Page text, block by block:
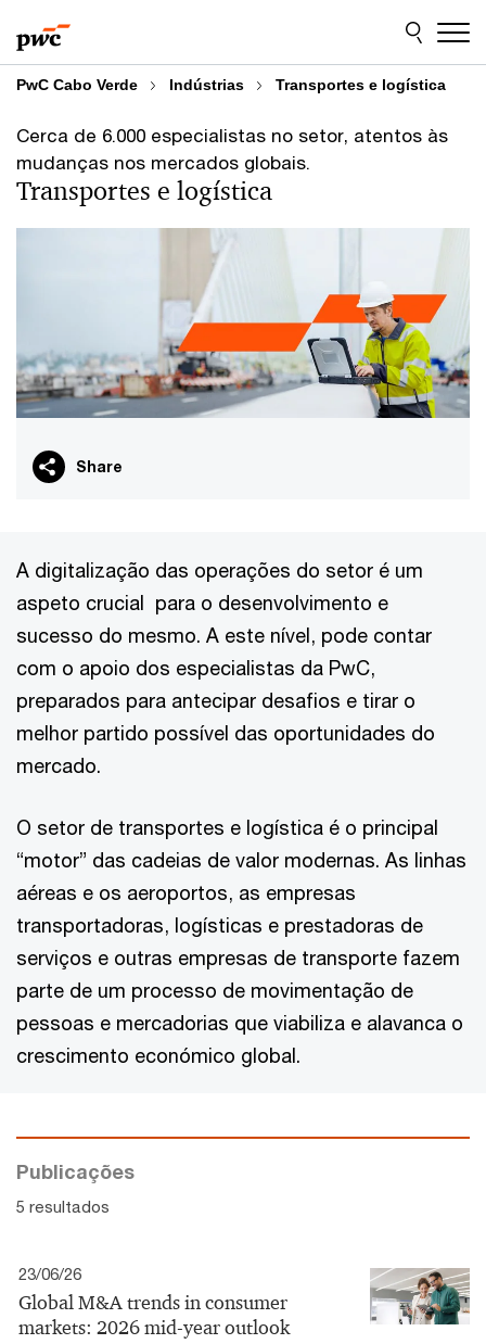
to
content
to
footer
PwC Cabo Verde Indústrias Transportes e logística
Cerca de 6.000 especialistas no setor, atentos às
mudanças nos mercados globais.
Transportes e logística
Share
A digitalização das operações do setor é um
aspeto crucial para o desenvolvimento e
sucesso do mesmo. A este nível, pode contar
com o apoio dos especialistas da PwC,
preparados para antecipar desafios e tirar o
melhor partido possível das oportunidades do
mercado.
O setor de transportes e logística é o principal
“motor” das cadeias de valor modernas. As linhas
aéreas e os aeroportos, as empresas
transportadoras, logísticas e prestadoras de
serviços e outras empresas de transporte fazem
parte de um processo de movimentação de
pessoas e mercadorias que viabiliza e alavanca o
crescimento económico global.
Publicações
5 resultados
23/06/26
Global M&A trends in consumer
markets: 2026 mid-year outlook